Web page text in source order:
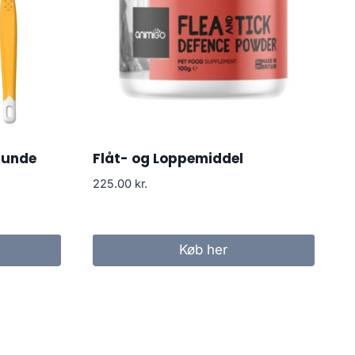
Flåt- og Loppemiddel
225.00 kr.
Køb her